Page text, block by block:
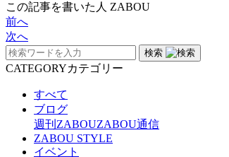
この記事を書いた人 ZABOU
前へ
次へ
検索
CATEGORYカテゴリー
すべて
ブログ
週刊ZABOUZABOU通信
ZABOU STYLE
イベント